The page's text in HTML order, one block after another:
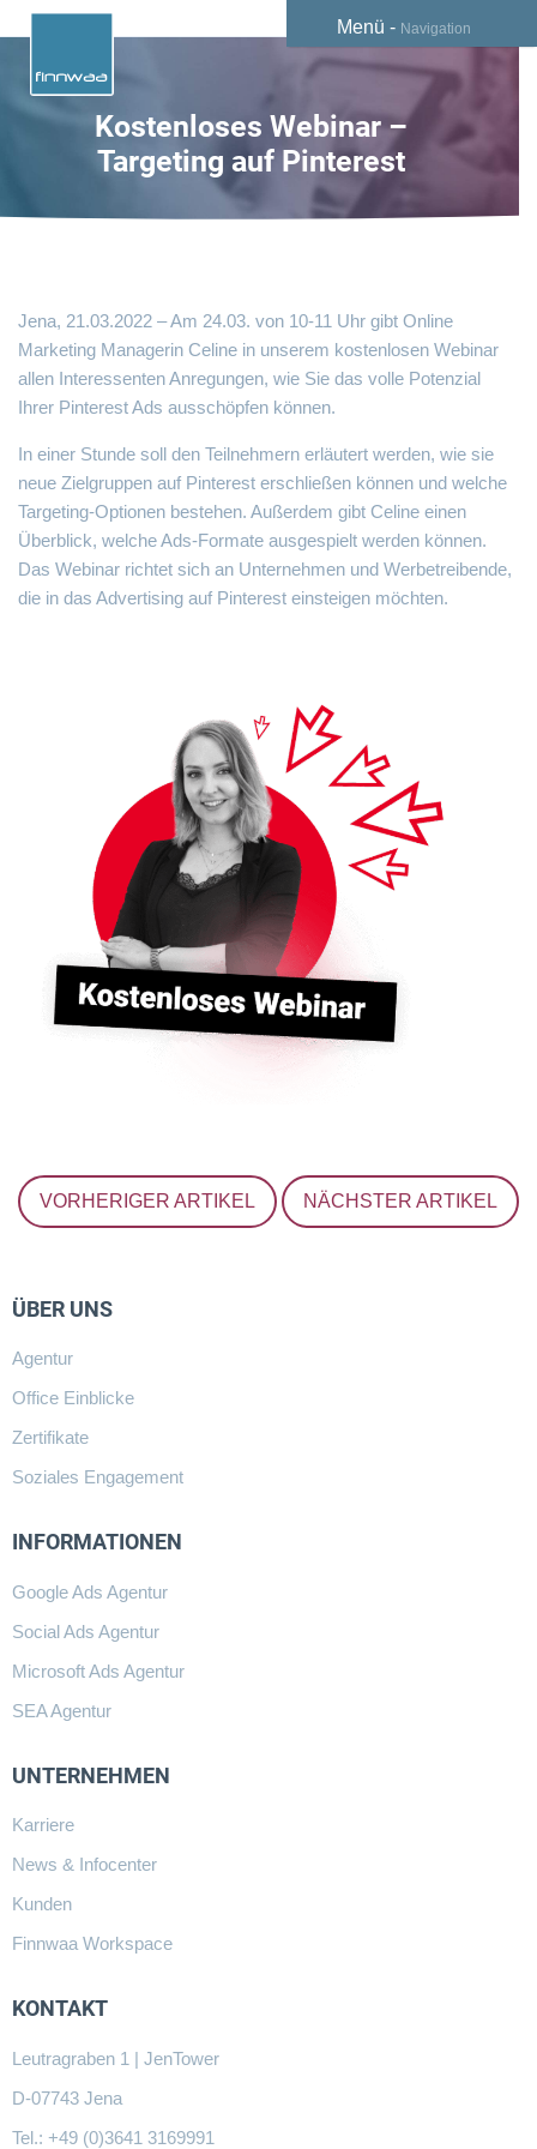
Menü - Navigation
Kostenloses Webinar –
Targeting auf Pinterest
Jena, 21.03.2022 – Am 24.03. von 10-11 Uhr gibt Online
Marketing Managerin Celine in unserem kostenlosen Webinar
allen Interessenten Anregungen, wie Sie das volle Potenzial
Ihrer Pinterest Ads ausschöpfen können.
In einer Stunde soll den Teilnehmern erläutert werden, wie sie
neue Zielgruppen auf Pinterest erschließen können und welche
Targeting-Optionen bestehen. Außerdem gibt Celine einen
Überblick, welche Ads-Formate ausgespielt werden können.
Das Webinar richtet sich an Unternehmen und Werbetreibende,
die in das Advertising auf Pinterest einsteigen möchten.
VORHERIGER ARTIKEL NÄCHSTER ARTIKEL
ÜBER UNS
Agentur
Office Einblicke
Zertifikate
Soziales Engagement
INFORMATIONEN
Google Ads Agentur
Social Ads Agentur
Microsoft Ads Agentur
SEA Agentur
UNTERNEHMEN
Karriere
News & Infocenter
Kunden
Finnwaa Workspace
KONTAKT
Leutragraben 1 | JenTower
D-07743 Jena
Tel.: +49 (0)3641 3169991